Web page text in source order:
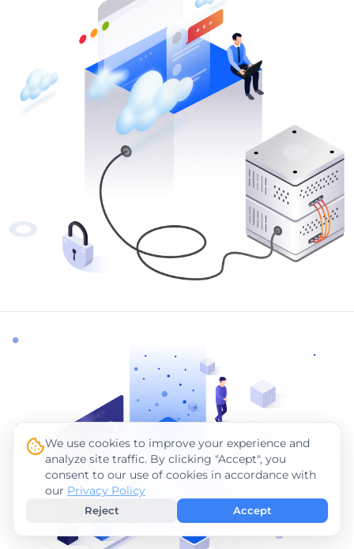
We use cookies to improve your experience and
analyze site traffic. By clicking "Accept", you
consent to our use of cookies in accordance with
our Privacy Policy
Reject Accept